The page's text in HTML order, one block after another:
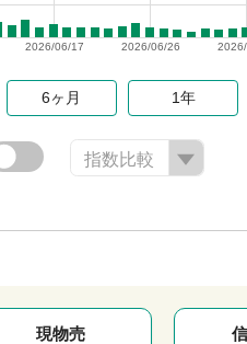
2026/06/26
2026/06/17
6ヶ月 1年
指数比較
現物売